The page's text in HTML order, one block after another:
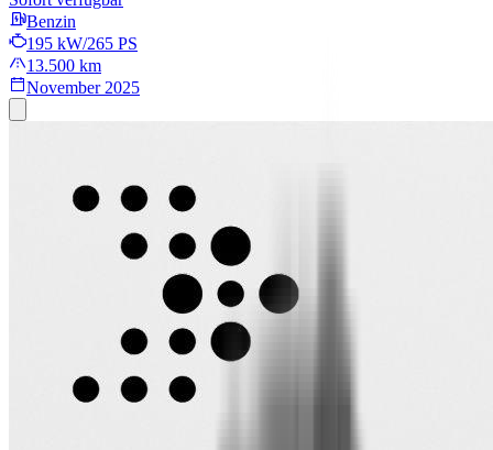
Benzin
195 kW/265 PS
13.500 km
November 2025